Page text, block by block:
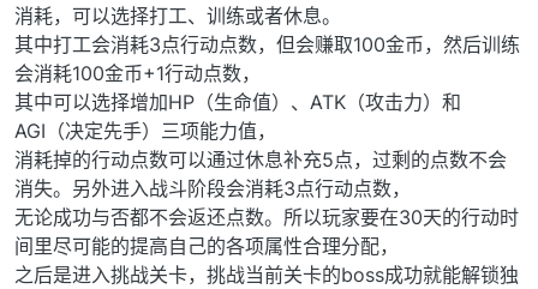
消耗，可以选择打工、训练或者休息。
其中打工会消耗3点行动点数，但会赚取100金币，然后训练
会消耗100金币+1行动点数，
其中可以选择增加HP（生命值）、ATK（攻击力）和
AGI（决定先手）三项能力值，
消耗掉的行动点数可以通过休息补充5点，过剩的点数不会
消失。另外进入战斗阶段会消耗3点行动点数，
无论成功与否都不会返还点数。所以玩家要在30天的行动时
间里尽可能的提高自己的各项属性合理分配，
之后是进入挑战关卡，挑战当前关卡的boss成功就能解锁独